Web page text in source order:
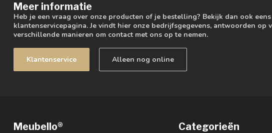
Meer informatie
Heb je een vraag over onze producten of je bestelling? Bekijk dan ook
klantenservicepagina. Je vindt hier onze bedrijfsgegevens, antwoorden op
verschillende manieren om contact met ons op te nemen.
Klantenservice Alleen nog online
Meubello® Categorieën